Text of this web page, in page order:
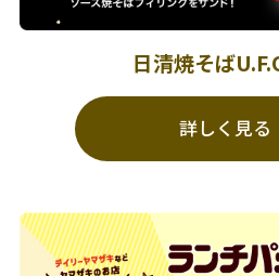
日清焼そば
詳しく見る